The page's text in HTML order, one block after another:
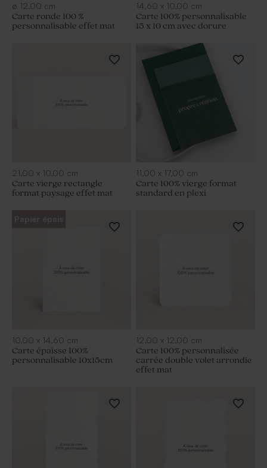
ø 12,00 cm
Carte ronde 100 %
personnalisable effet mat
14,60 x 10,00 cm
Carte 100% personnalisable
15 x 10 cm avec dorure
21,00 x 10,00 cm
Carte vierge rectangle
format paysage effet mat
11,00 x 17,00 cm
Carte 100% vierge format
standard en plexi
Papier épais
10,00 x 14,60 cm
Carte épaisse 100%
personnalisable 10x15cm
12,00 x 12,00 cm
Carte 100% personnalisée
carrée double volet arrondie
effet mat